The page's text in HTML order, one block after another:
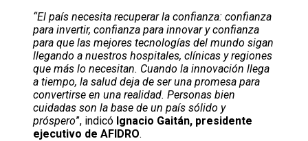
“El país necesita recuperar la confianza: confianza
para invertir, confianza para innovar y confianza
para que las mejores tecnologías del mundo sigan
llegando a nuestros hospitales, clínicas y regiones
que más lo necesitan. Cuando la innovación llega
a tiempo, la salud deja de ser una promesa para
convertirse en una realidad. Personas bien
cuidadas son la base de un país sólido y
próspero”, indicó Ignacio Gaitán, presidente
ejecutivo de AFIDRO.